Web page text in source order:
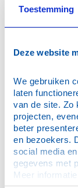
Toestemming
Deze website
We gebruiken
laten
van de site. Zo
projecten,
beter
en bezoekers.
social media
gegevens met
Meer